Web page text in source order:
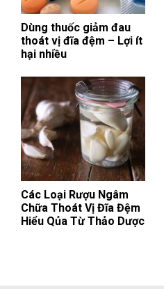
Dùng thuốc giảm đau
thoát vị đĩa đệm – Lợi ít
hại nhiều
Các Loại Rượu Ngâm
Chữa Thoát Vị Đĩa Đệm
Hiểu Qủa Từ Thảo Dược